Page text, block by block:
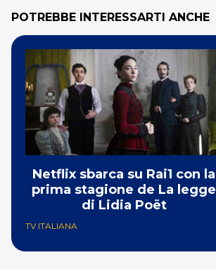
POTREBBE INTERESSARTI ANCHE
Netflix sbarca su Rai1 con la
prima stagione de La legge
di Lidia Poët
TV ITALIANA